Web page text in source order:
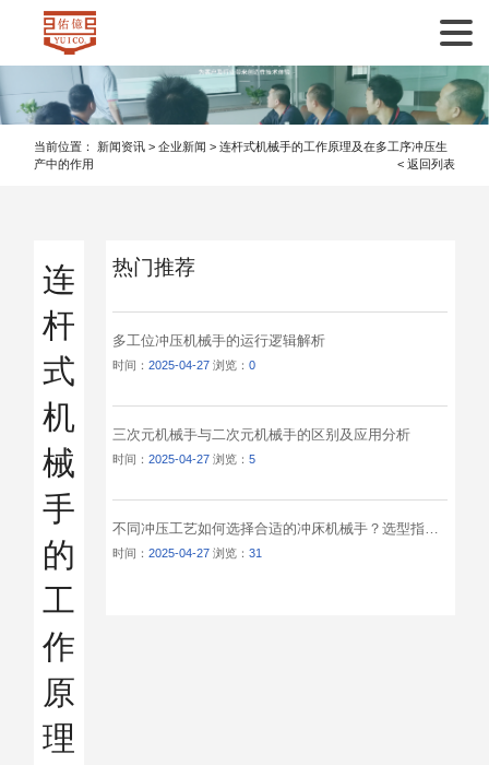
当前位置： 新闻资讯 >企业新闻 >连杆式机械手的工作原理及在多工序冲压生
产中的作用
< 返回列表
连
杆
式
机
械
手
的
工
作
原
理
热门推荐
多工位冲压机械手的运行逻辑解析
时间：2025-04-27 浏览：0
三次元机械手与二次元机械手的区别及应用分析
时间：2025-04-27 浏览：5
不同冲压工艺如何选择合适的冲床机械手？选型指南与应用解析
时间：2025-04-27 浏览：31